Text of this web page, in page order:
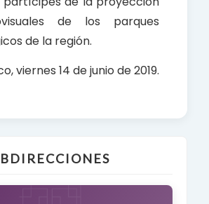
de los parques
de la región.
viernes 14 de junio de 2019.